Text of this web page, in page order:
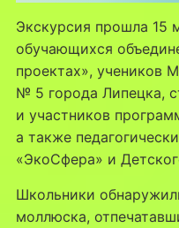
Экскурсия прошла 15
обучающихся
проектах»,
№ 5 города Липецка,
и участников
а также
«ЭкоСфера» и
Школьники
моллюска,